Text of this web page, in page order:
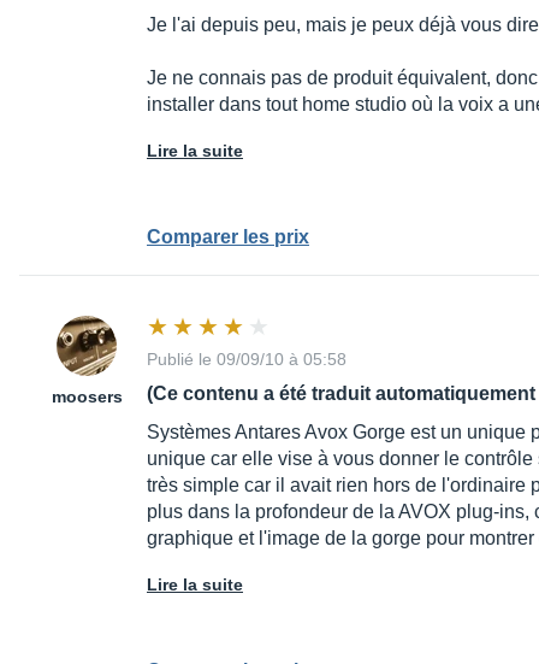
Je l'ai depuis peu, mais je peux déjà vous
Je ne connais pas de produit équivalent,
installer dans tout home studio où la voix a
Lire la suite
Comparer les prix
moosers
Publié le 09/09/10 à 05:58
(Ce contenu a été traduit automatiquement
Systèmes Antares Avox Gorge est un
unique car elle vise à vous donner le
très simple car il avait rien hors de l'ordinaire
plus dans la profondeur de la AVOX plug-
graphique et l'image de la gorge pour
Lire la suite